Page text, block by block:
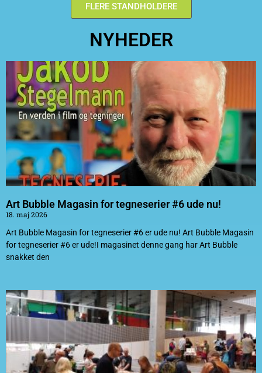
FLERE STANDHOLDERE
NYHEDER
Art Bubble Magasin for tegneserier #6 ude nu!
18. maj 2026
Art Bubble Magasin for tegneserier #6 er ude nu! Art Bubble Magasin
for tegneserier #6 er ude!I magasinet denne gang har Art Bubble
snakket den